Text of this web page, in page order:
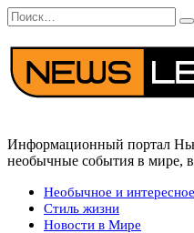
Перейти
к
содержанию
Search
for:
Информационный портал
необычные события в мире,
Необычное и интересное
Стиль жизни
Новости в Мире